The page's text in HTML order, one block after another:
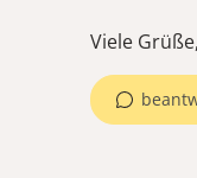
Viele